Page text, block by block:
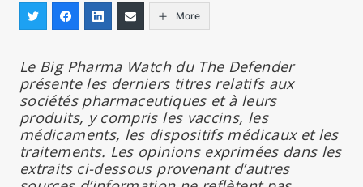
More
Le Big Pharma Watch du The Defender
présente les derniers titres relatifs aux
sociétés pharmaceutiques et à leurs
produits, y compris les vaccins, les
médicaments, les dispositifs médicaux et les
traitements. Les opinions exprimées dans les
extraits ci-dessous provenant d’autres